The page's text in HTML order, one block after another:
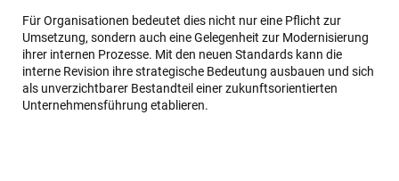
Für Organisationen bedeutet dies nicht nur eine Pflicht zur
Umsetzung, sondern auch eine Gelegenheit zur Modernisierung
ihrer internen Prozesse. Mit den neuen Standards kann die
interne Revision ihre strategische Bedeutung ausbauen und sich
als unverzichtbarer Bestandteil einer zukunftsorientierten
Unternehmensführung etablieren.